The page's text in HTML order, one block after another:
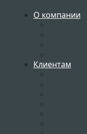
О компании
Клиентам